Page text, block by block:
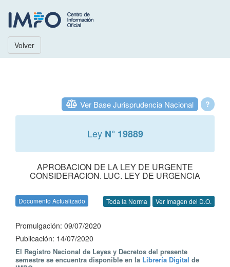
Volver
?
Ver Base Jurisprudencia Nacional
Ley N° 19889
APROBACION DE LA LEY DE URGENTE
CONSIDERACION. LUC. LEY DE URGENCIA
Documento Actualizado Toda la Norma Ver Imagen del D.O.
Promulgación: 09/07/2020
Publicación: 14/07/2020
El Registro Nacional de Leyes y Decretos del presente
semestre se encuentra disponible en la Librería Digital de